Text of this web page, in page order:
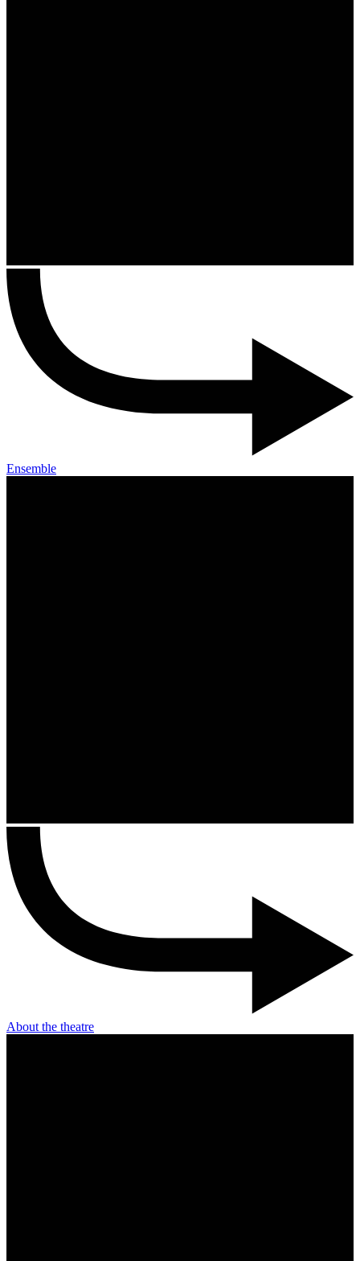
Ensemble
About the theatre